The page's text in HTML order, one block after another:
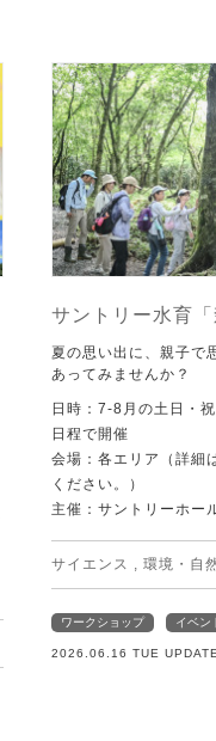
サントリー水育
夏の思い出に、親子で
あってみませんか？
日時：7-8月の土日・
日程で開催
会場：各エリア（詳細
ください。）
主催：サントリーホー
サイエンス , 環境・自
ワークショップ イベン
2026.06.16 TUE